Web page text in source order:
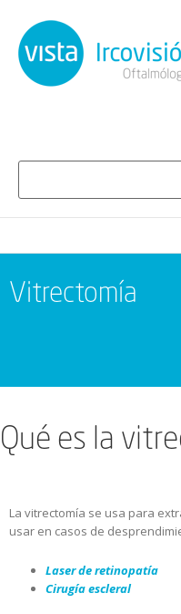
Vitrectomía
Qué es la
La vitrectomía se usa para
usar en casos de
Laser de retinopatía
Cirugía escleral